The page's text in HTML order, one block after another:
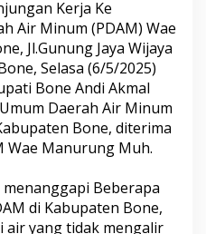
Kerja Ke
Air Minum (PDAM) Wae
Jl.Gunung Jaya Wijaya
Selasa (6/5/2025)
Bone Andi Akmal
Daerah Air Minum
Bone, diterima
Wae Manurung Muh.
Beberapa
di Kabupaten Bone,
air yang tidak mengalir